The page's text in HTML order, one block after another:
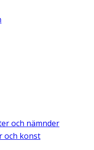
och nämnder
och konst